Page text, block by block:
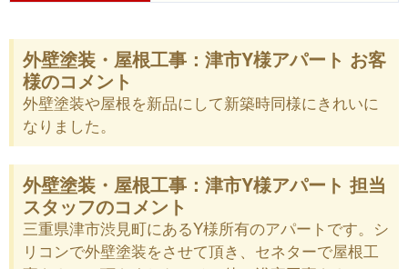
外壁塗装・屋根工事：津市Y様アパート お客
様のコメント
外壁塗装や屋根を新品にして新築時同様にきれいに
なりました。
外壁塗装・屋根工事：津市Y様アパート 担当
スタッフのコメント
三重県津市渋見町にあるY様所有のアパートです。シ
リコンで外壁塗装をさせて頂き、セネターで屋根工